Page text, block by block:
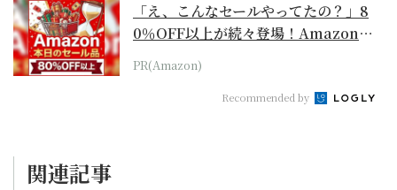
「え、こんなセールやってたの？」8
0％OFF以上が続々登場！Amazonの
本気が...
PR(Amazon)
Recommended by
関連記事